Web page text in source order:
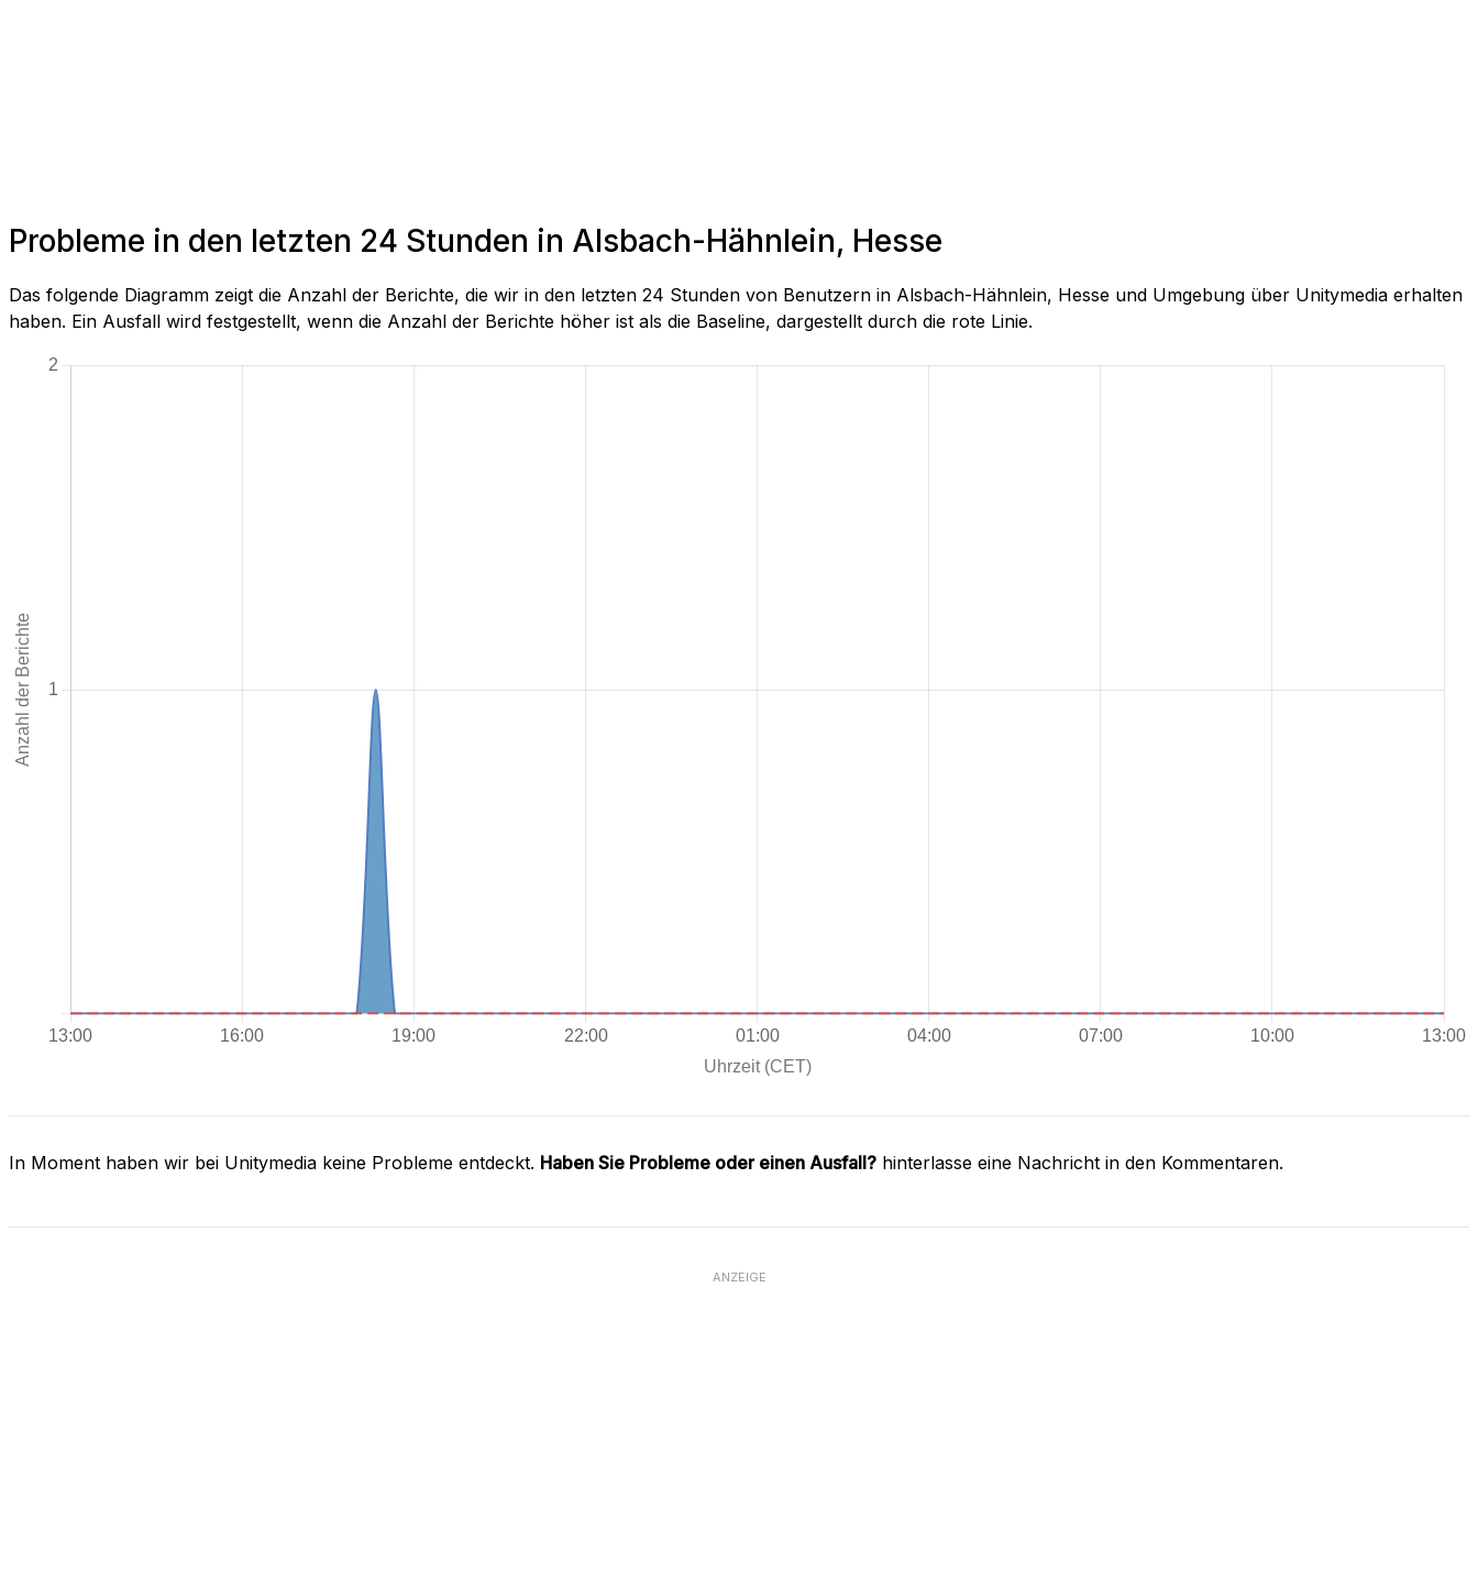
Probleme in den letzten 24 Stunden in Alsbach-Hähnlein, Hesse
Das folgende Diagramm zeigt die Anzahl der Berichte, die wir in den letzten 24 Stunden von Benutzern in Alsbach-Hähnlein, Hesse und Umgebung über Unitymedia erhalten
haben. Ein Ausfall wird festgestellt, wenn die Anzahl der Berichte höher ist als die Baseline, dargestellt durch die rote Linie.
In Moment haben wir bei Unitymedia keine Probleme entdeckt. Haben Sie Probleme oder einen Ausfall? hinterlasse eine Nachricht in den Kommentaren.
ANZEIGE